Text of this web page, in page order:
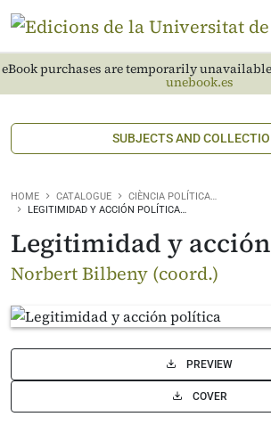
eBook purchases are temporarily
unebook.es
SUBJECTS AND
HOME CATALOGUE
CIÈNCIA POLÍTICA…
LEGITIMIDAD Y ACCIÓN POLÍTICA…
Legitimidad y
Norbert Bilbeny (coord.)
PREVIEW
COVER